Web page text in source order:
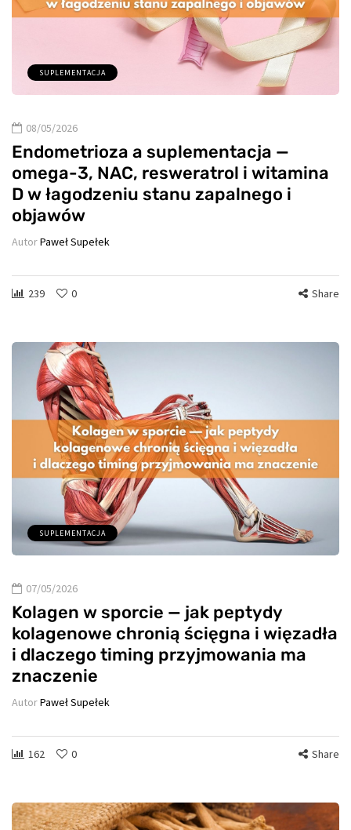
SUPLEMENTACJA
08/05/2026
Endometrioza a suplementacja —
omega-3, NAC, resweratrol i witamina
D w łagodzeniu stanu zapalnego i
objawów
AutorPaweł Supełek
239 0 Share
SUPLEMENTACJA
07/05/2026
Kolagen w sporcie — jak peptydy
kolagenowe chronią ścięgna i więzadła
i dlaczego timing przyjmowania ma
znaczenie
AutorPaweł Supełek
162 0 Share